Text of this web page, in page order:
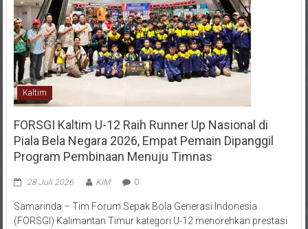
Kaltim
FORSGI Kaltim U-12 Raih Runner Up Nasional di
Piala Bela Negara 2026, Empat Pemain Dipanggil
Program Pembinaan Menuju Timnas
28 Juli 2026 KIM 0
Samarinda – Tim Forum Sepak Bola Generasi Indonesia
(FORSGI) Kalimantan Timur kategori U-12 menorehkan prestasi